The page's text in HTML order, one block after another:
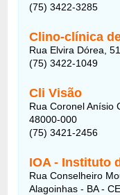
(75) 3422-3285‎
Clino-clínica
Rua Elvira Dórea,
(75) 3422-1049
Cli Visão
Rua Coronel Anísio
48000-000
(75) 3421-2456‎
IOA - Instituto
Rua Conselheiro
Alagoinhas - BA -